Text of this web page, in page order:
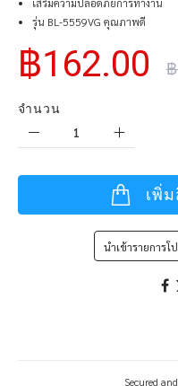
รุ่น BL-5559VG คุณภาพดี
฿162.00
จำนวน
เพิ่
นำเข้ารายการโ
Secured